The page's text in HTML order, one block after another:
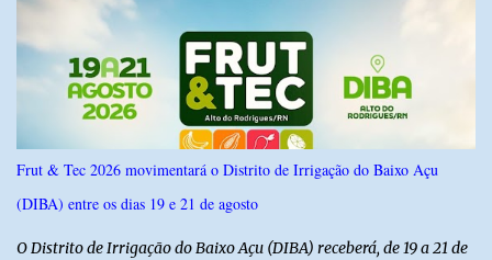
possui margem de erro de 2,5 pontos percentuais e nível de
confiança de 95%. Registro no TSE: RN-09520/2026
Frut & Tec 2026 movimentará o Distrito de Irrigação do Baixo Açu
(DIBA) entre os dias 19 e 21 de agosto
O Distrito de Irrigação do Baixo Açu (DIBA) receberá, de 19 a 21 de